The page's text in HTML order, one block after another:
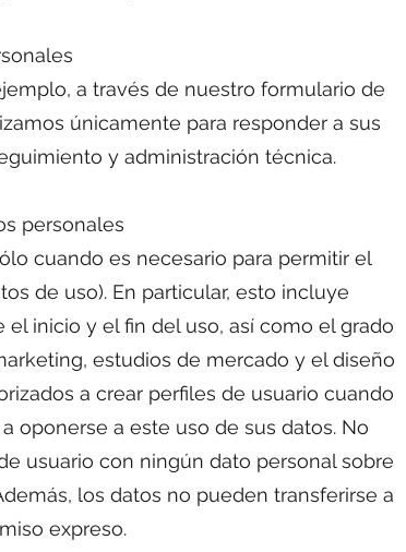
a través de nuestro formulario de
únicamente para responder a sus
y administración técnica.
personales
cuando es necesario para permitir el
de uso). En particular, esto incluye
inicio y el fin del uso, así como el grado
estudios de mercado y el diseño
a crear perfiles de usuario cuando
oponerse a este uso de sus datos. No
usuario con ningún dato personal sobre
los datos no pueden transferirse a
expreso.